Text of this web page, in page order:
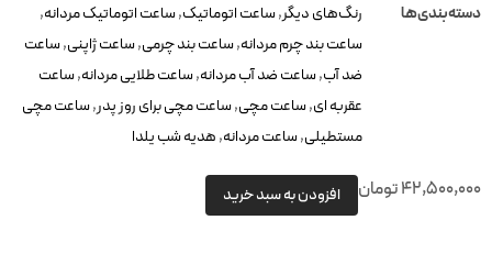
دسته‌بندی‌ها
رنگ‌های دیگر,ساعت اتوماتیک,ساعت اتوماتیک مردانه,
ساعت بند چرم مردانه,ساعت بند چرمی,ساعت ژاپنی,ساعت
ضد آب,ساعت ضد آب مردانه,ساعت طلایی مردانه,ساعت
عقربه ای,ساعت مچی,ساعت مچی برای روز پدر,ساعت مچی
مستطیلی,ساعت مردانه,هدیه شب یلدا
42,500,000تومان افزودن به سبد خرید